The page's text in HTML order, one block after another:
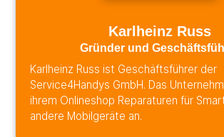
Karlheinz Russ
Gründer und
Karlheinz Russ ist Geschäftsführer der
Service4Handys GmbH. Das
ihrem Onlineshop Reparaturen für
andere Mobilgeräte an.